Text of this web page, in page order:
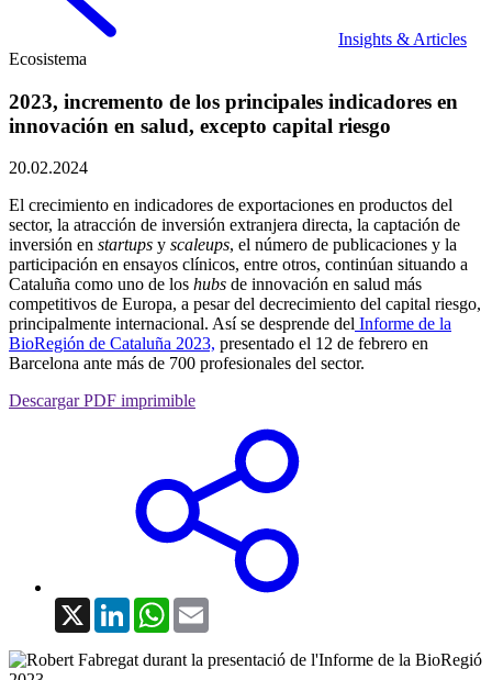
Insights & Articles
Ecosistema
2023, incremento de los principales indicadores en
innovación en salud, excepto capital riesgo
20.02.2024
El crecimiento en indicadores de exportaciones en productos del
sector, la atracción de inversión extranjera directa, la captación de
inversión en startups y scaleups, el número de publicaciones y la
participación en ensayos clínicos, entre otros, continúan situando a
Cataluña como uno de los hubs de innovación en salud más
competitivos de Europa, a pesar del decrecimiento del capital riesgo,
principalmente internacional. Así se desprende del Informe de la
BioRegión de Cataluña 2023, presentado el 12 de febrero en
Barcelona ante más de 700 profesionales del sector.
Descargar PDF imprimible
X LinkedInWhatsApp